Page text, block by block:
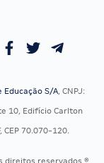
OAB
Educação S/A, CNPJ:
10, Edifício Carlton
CEP 70.070-120.
direitos reservados ®